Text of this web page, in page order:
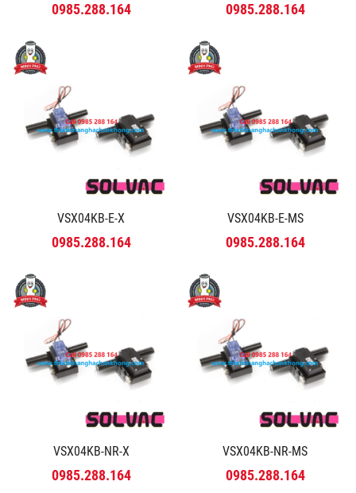
0985.288.164 0985.288.164
VSX04KB-E-X
0985.288.164
VSX04KB-E-MS
0985.288.164
VSX04KB-NR-X
0985.288.164
VSX04KB-NR-MS
0985.288.164